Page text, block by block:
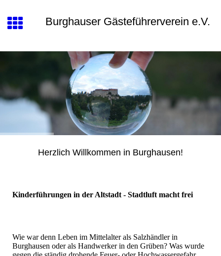
Burghauser Gästeführerverein e.V.
Herzlich Willkommen in Burghausen!
Kinderführungen in der Altstadt - Stadtluft macht frei
Wie war denn Leben im Mittelalter als Salzhändler in
Burghausen oder als Handwerker in den Grüben? Was wurde